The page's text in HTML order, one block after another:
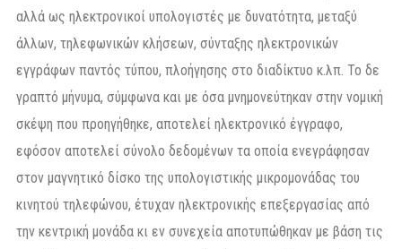
αλλά ως ηλεκτρονικοί υπολογιστές με δυνατότητα, μεταξύ
άλλων, τηλεφωνικών κλήσεων, σύνταξης ηλεκτρονικών
εγγράφων παντός τύπου, πλοήγησης στο διαδίκτυο κ.λπ. Το δε
γραπτό μήνυμα, σύμφωνα και με όσα μνημονεύτηκαν στην νομική
σκέψη που προηγήθηκε, αποτελεί ηλεκτρονικό έγγραφο,
εφόσον αποτελεί σύνολο δεδομένων τα οποία ενεγράφησαν
στον μαγνητικό δίσκο της υπολογιστικής μικρομονάδας του
κινητού τηλεφώνου, έτυχαν ηλεκτρονικής επεξεργασίας από
την κεντρική μονάδα κι εν συνεχεία αποτυπώθηκαν με βάση τις